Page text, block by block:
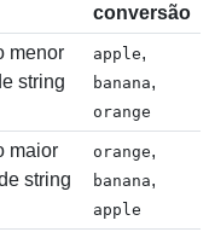
conversão
menor
string
apple,
banana,
orange
maior
string
orange,
banana,
apple